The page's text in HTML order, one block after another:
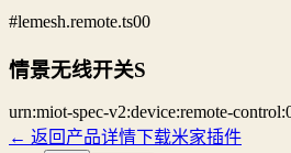
#lemesh.remote.ts00
情景无线开关S
urn:miot-spec-v2:device:remote-
← 返回产品详情下载米家插件